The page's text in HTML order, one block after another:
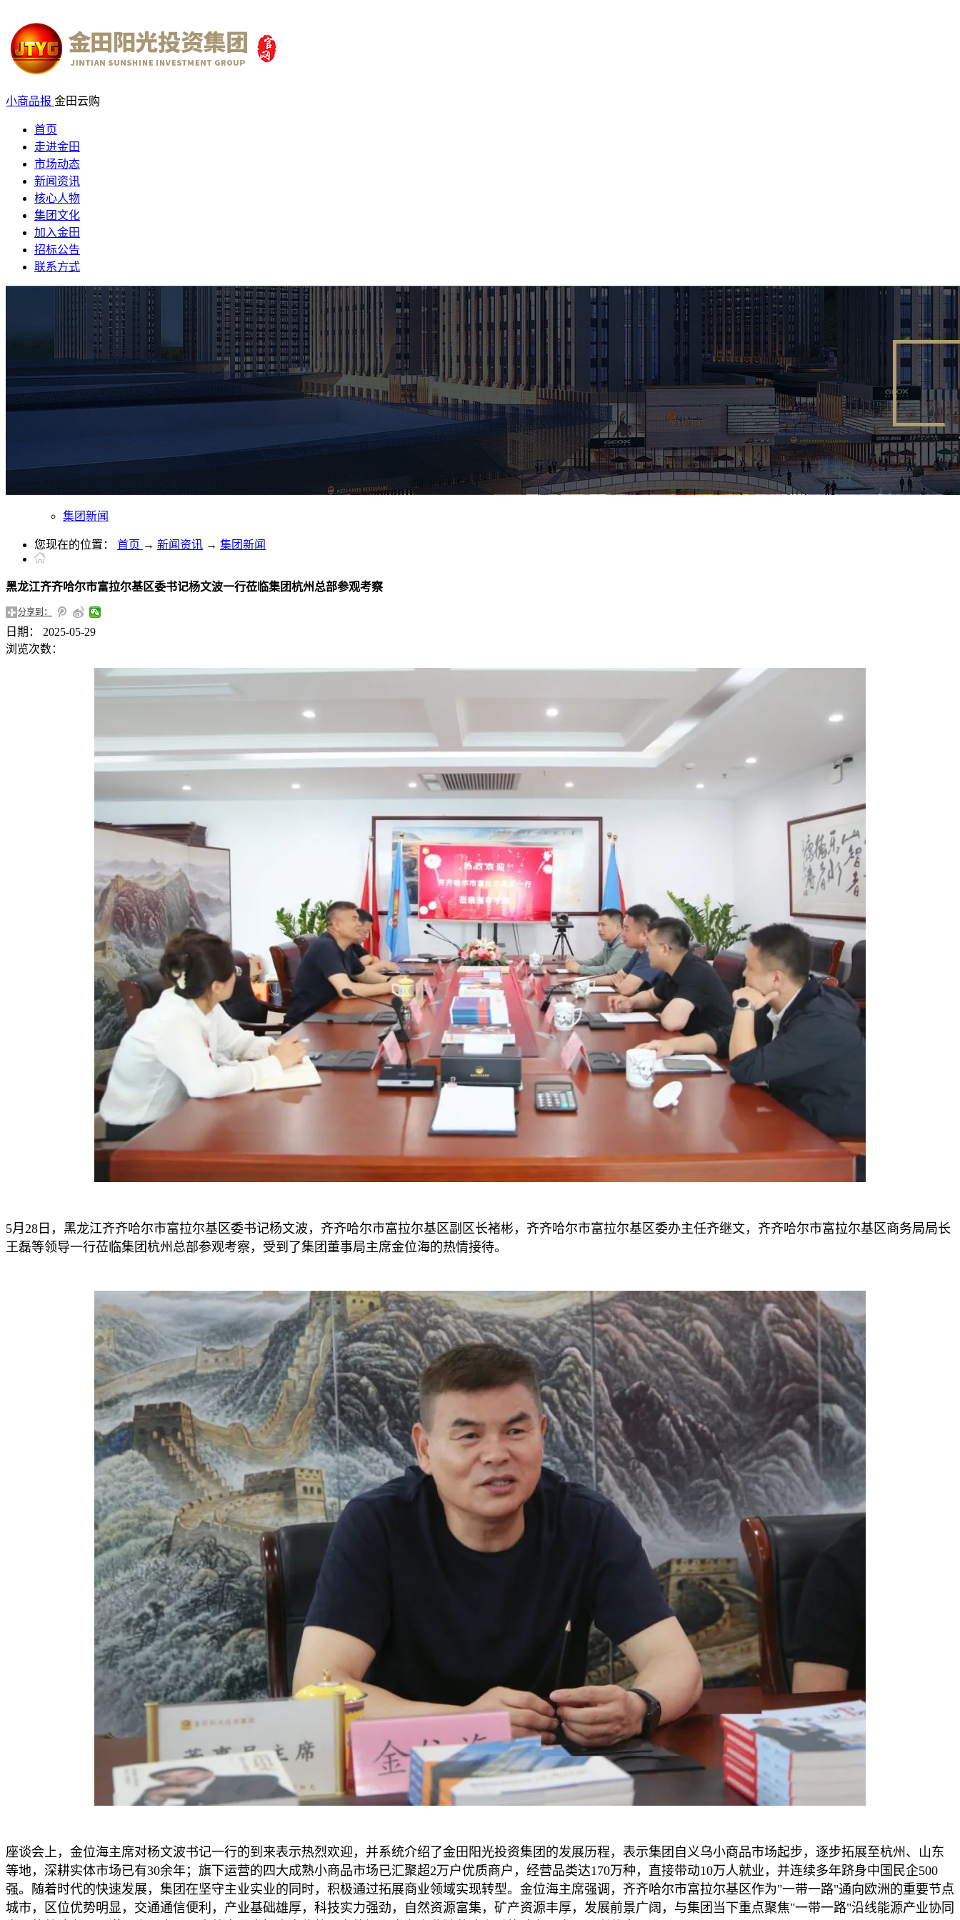
小商品报 金田云购
首页
走进金田
市场动态
新闻资讯
核心人物
集团文化
加入金田
招标公告
联系方式
集团新闻
您现在的位置： 首页 → 新闻资讯 → 集团新闻
黑龙江齐齐哈尔市富拉尔基区委书记杨文波一行莅临集团杭州总部参观考察
分享到：
日期：
2025-05-29
浏览次数：
5月28日，黑龙江齐齐哈尔市富拉尔基区委书记杨文波，齐齐哈尔市富拉尔基区副区长褚彬，齐齐哈尔市富拉尔基区委办主任齐继文，齐齐哈尔市富拉尔基区商务局局长
王磊等领导一行莅临集团杭州总部参观考察，受到了集团董事局主席金位海的热情接待。
座谈会上，金位海主席对杨文波书记一行的到来表示热烈欢迎，并系统介绍了金田阳光投资集团的发展历程，表示集团自义乌小商品市场起步，逐步拓展至杭州、山东
等地，深耕实体市场已有30余年；旗下运营的四大成熟小商品市场已汇聚超2万户优质商户，经营品类达170万种，直接带动10万人就业，并连续多年跻身中国民企500
强。随着时代的快速发展，集团在坚守主业实业的同时，积极通过拓展商业领域实现转型。金位海主席强调，齐齐哈尔市富拉尔基区作为"一带一路"通向欧洲的重要节点
城市，区位优势明显，交通通信便利，产业基础雄厚，科技实力强劲，自然资源富集，矿产资源丰厚，发展前景广阔，与集团当下重点聚焦"一带一路"沿线能源产业协同